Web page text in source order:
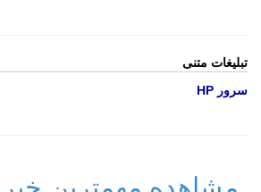
تبلیغات متنی
سرور HP